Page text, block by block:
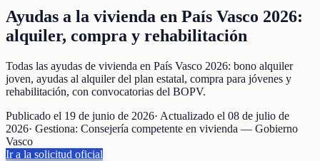
Ayudas a la vivienda en País Vasco 2026:
alquiler, compra y rehabilitación
Todas las ayudas de vivienda en País Vasco 2026: bono alquiler
joven, ayudas al alquiler del plan estatal, compra para jóvenes y
rehabilitación, con convocatorias del BOPV.
Publicado el 19 de junio de 2026· Actualizado el 08 de julio de
2026· Gestiona: Consejería competente en vivienda — Gobierno
Vasco
Ir a la solicitud oficial